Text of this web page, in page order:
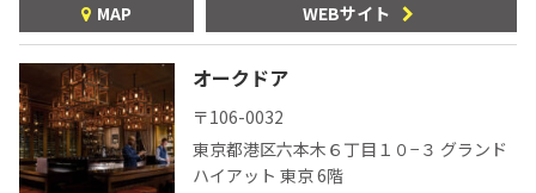
MAP WEBサイト
オークドア
〒106-0032
東京都港区六本木６丁目１０−３ グランド
ハイアット 東京 6階